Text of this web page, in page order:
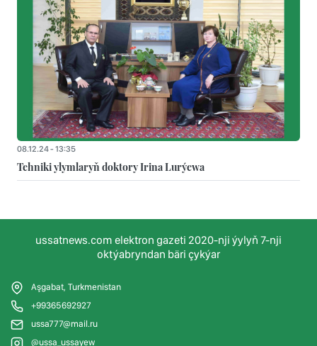
08.12.24 - 13:35
Tehniki ylymlaryň doktory Irina Lurýewa
ussatnews.com elektron gazeti 2020-nji ýylyň 7-nji
oktýabryndan bäri çykýar
Aşgabat, Turkmenistan
+99365692927
ussa777@mail.ru
@ussa_ussayew